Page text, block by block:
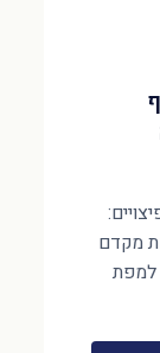
החדש, את מקדם
למפת